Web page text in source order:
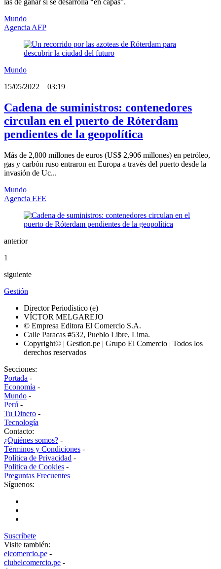
las de ganar si se desarrolla “en capas”.
Mundo
Agencia AFP
Mundo
15/05/2022
03:19
Cadena de suministros: contenedores
circulan en el puerto de Róterdam
pendientes de la geopolítica
Más de 2,800 millones de euros (US$ 2,906 millones) en petróleo,
gas y carbón ruso entraron en Europa a través del puerto desde la
invasión de Uc...
Mundo
Agencia EFE
anterior
1
siguiente
Gestión
Director Periodístico (e)
VÍCTOR MELGAREJO
© Empresa Editora El Comercio S.A.
Calle Paracas #532, Pueblo Libre, Lima.
Copyright© | Gestion.pe | Grupo El Comercio | Todos los
derechos reservados
Secciones:
Portada -
Economía -
Mundo -
Perú -
Tu Dinero -
Tecnología
Contacto:
¿Quiénes somos? -
Términos y Condiciones -
Política de Privacidad -
Politica de Cookies -
Preguntas Frecuentes
Síguenos:
Suscríbete
Visite también:
elcomercio.pe -
clubelcomercio.pe -